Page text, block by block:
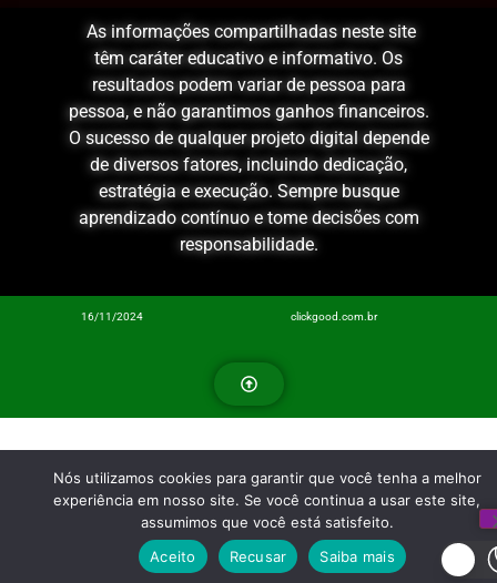
As informações compartilhadas neste site
têm caráter educativo e informativo. Os
resultados podem variar de pessoa para
pessoa, e não garantimos ganhos financeiros.
O sucesso de qualquer projeto digital depende
de diversos fatores, incluindo dedicação,
estratégia e execução. Sempre busque
aprendizado contínuo e tome decisões com
responsabilidade.
16/11/2024 clickgood.com.br
Nós utilizamos cookies para garantir que você tenha a melhor
experiência em nosso site. Se você continua a usar este site,
assumimos que você está satisfeito.
Aceito
Recusar Saiba mais